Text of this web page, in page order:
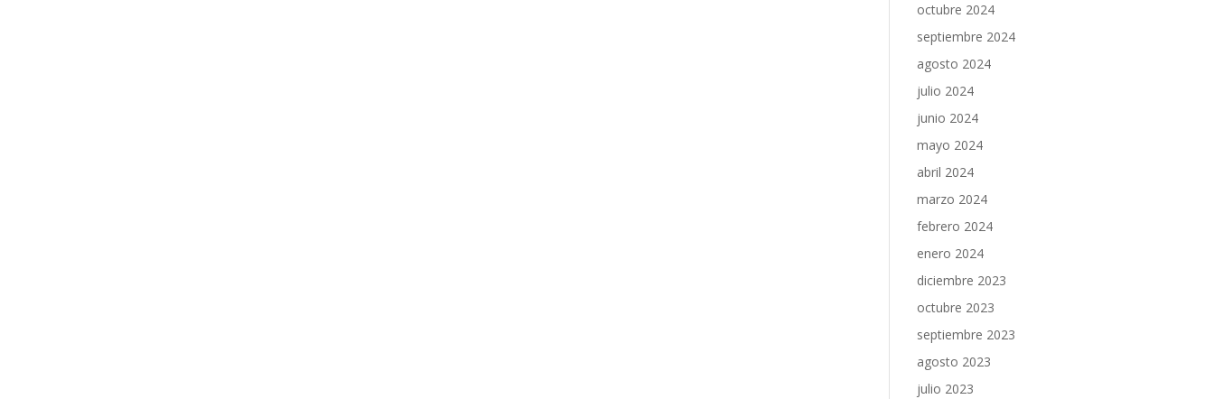
octubre 2024
septiembre 2024
agosto 2024
julio 2024
junio 2024
mayo 2024
abril 2024
marzo 2024
febrero 2024
enero 2024
diciembre 2023
octubre 2023
septiembre 2023
agosto 2023
julio 2023